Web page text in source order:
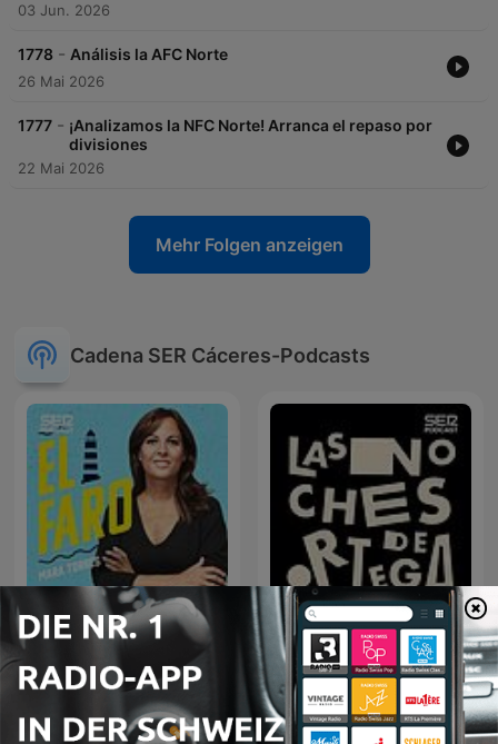
03 Jun. 2026
1778 - Análisis la AFC Norte
26 Mai 2026
1777 - ¡Analizamos la NFC Norte! Arranca el repaso por
divisiones
22 Mai 2026
Mehr Folgen anzeigen
Cadena SER Cáceres-Podcasts
El Faro Las Noches de Ortega